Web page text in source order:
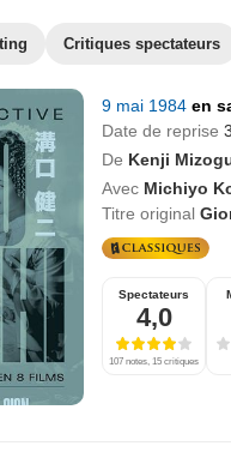
Critiques spectateurs
9 mai 1984 en
Date de reprise
De Kenji
Avec Michiyo
Titre original
Spectateurs
4,0
107 notes, 15 critiques